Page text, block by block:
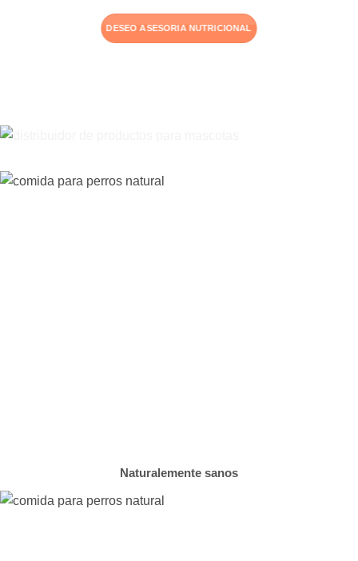
DESEO ASESORIA NUTRICIONAL
Naturalemente sanos